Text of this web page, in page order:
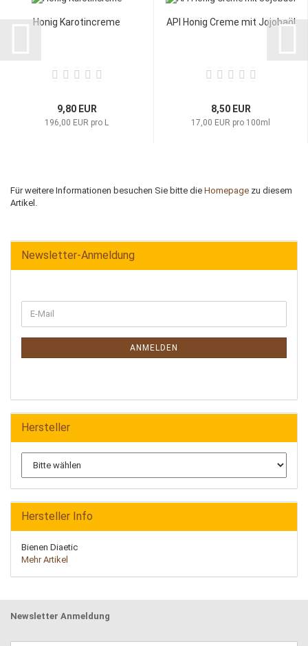
Honig Karotincreme
9,80 EUR
196,00 EUR pro L
API Honig Creme mit Jojobaöl
8,50 EUR
17,00 EUR pro 100ml
Für weitere Informationen besuchen Sie bitte die Homepage zu diesem
Artikel.
Newsletter-Anmeldung
ANMELDEN
Hersteller
Hersteller Info
Bienen Diaetic
Mehr Artikel
Newsletter Anmeldung